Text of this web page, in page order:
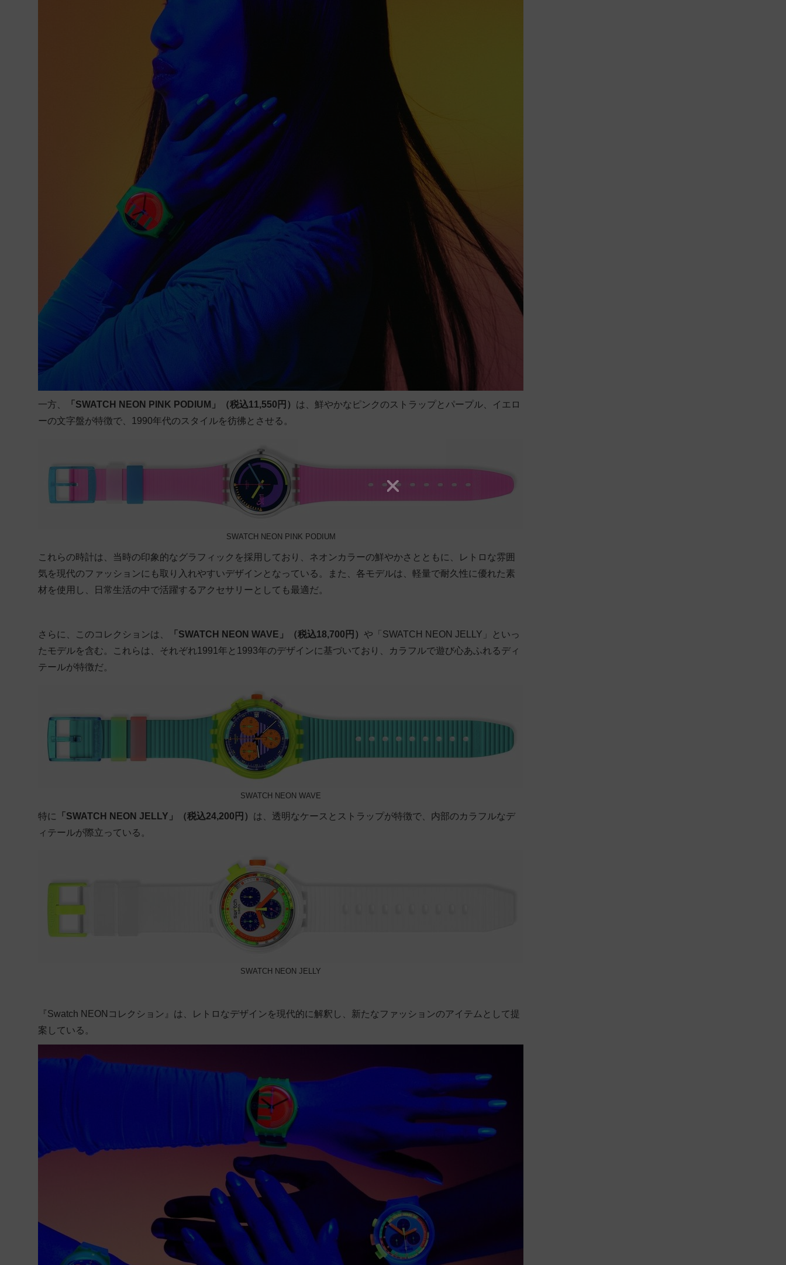
一方、 「SWATCH NEON PINK PODIUM」（税込11,550円） は、鮮やかなピンクのストラップとパープル、イエロ
ーの文字盤が特徴で、1990年代のスタイルを彷彿とさせる。
SWATCH NEON PINK PODIUM
これらの時計は、当時の印象的なグラフィックを採用しており、ネオンカラーの鮮やかさとともに、レトロな雰囲
気を現代のファッションにも取り入れやすいデザインとなっている。また、各モデルは、軽量で耐久性に優れた素
材を使用し、日常生活の中で活躍するアクセサリーとしても最適だ。
さらに、このコレクションは、 「SWATCH NEON WAVE」（税込18,700円） や「SWATCH NEON JELLY」といっ
たモデルを含む。これらは、それぞれ1991年と1993年のデザインに基づいており、カラフルで遊び心あふれるディ
テールが特徴だ。
SWATCH NEON WAVE
特に 「SWATCH NEON JELLY」（税込24,200円） は、透明なケースとストラップが特徴で、内部のカラフルなデ
ィテールが際立っている。
SWATCH NEON JELLY
『Swatch NEONコレクション』は、レトロなデザインを現代的に解釈し、新たなファッションのアイテムとして提
案している。